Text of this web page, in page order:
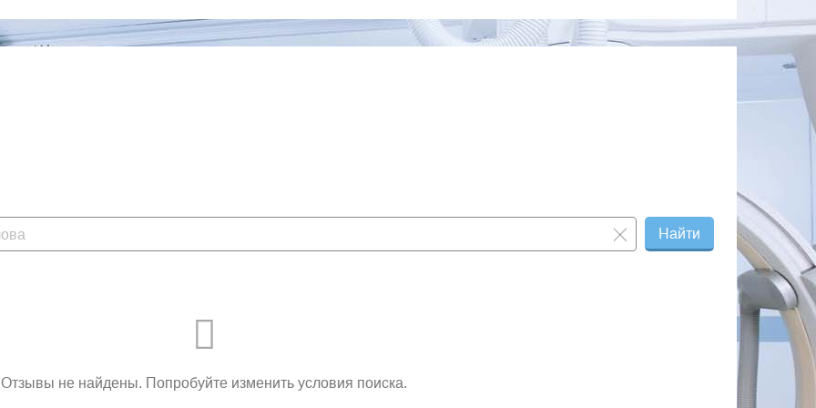
20 000 ₽ —
зоны —
Найти
Отзывы не найдены. Попробуйте изменить условия поиска.